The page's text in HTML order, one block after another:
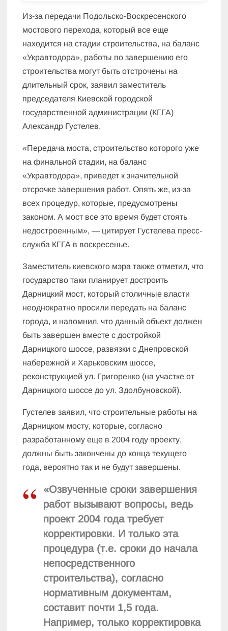
Из-за передачи Подольско-Воскресенского
мостового перехода, который все еще
находится на стадии строительства, на баланс
«Укравтодора», работы по завершению его
строительства могут быть отстрочены на
длительный срок, заявил заместитель
председателя Киевской городской
государственной администрации (КГГА)
Александр Густелев.
«Передача моста, строительство которого уже
на финальной стадии, на баланс
«Укравтодора», приведет к значительной
отсрочке завершения работ. Опять же, из-за
всех процедур, которые, предусмотрены
законом. А мост все это время будет стоять
недостроенным», — цитирует Густелева пресс-
служба КГГА в воскресенье.
Заместитель киевского мэра также отметил, что
государство таки планирует достроить
Дарницкий мост, который столичные власти
неоднократно просили передать на баланс
города, и напомнил, что данный объект должен
быть завершен вместе с достройкой
Дарницкого шоссе, развязки с Днепровской
набережной и Харьковским шоссе,
реконструкцией ул. Григоренко (на участке от
Дарницкого шоссе до ул. Здолбуновской).
Густелев заявил, что строительные работы на
Дарницком мосту, которые, согласно
разработанному еще в 2004 году проекту,
должны быть закончены до конца текущего
года, вероятно так и не будут завершены.
«Озвученные сроки завершения
работ вызывают вопросы, ведь
проект 2004 года требует
корректировки. И только эта
процедура (т.е. сроки до начала
непосредственного
строительства), согласно
нормативным документам,
составит почти 1,5 года.
Например, только корректировка